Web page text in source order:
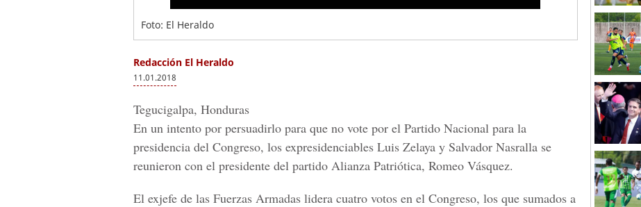
Foto: El Heraldo
Redacción El Heraldo
11.01.2018
Tegucigalpa, Honduras
En un intento por persuadirlo para que no vote por el Partido Nacional para la
presidencia del Congreso, los expresidenciables Luis Zelaya y Salvador Nasralla se
reunieron con el presidente del partido Alianza Patriótica, Romeo Vásquez.
El exjefe de las Fuerzas Armadas lidera cuatro votos en el Congreso, los que sumados a